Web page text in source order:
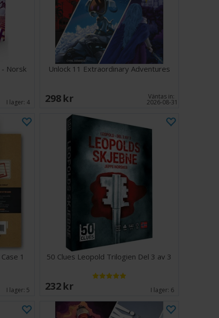
bak brevet og løse mysteriet i Berlin 1976?
knytt sammen prikkene og løs saken!
- Norsk
I lager: 4
Unlock 11 Extraordinary Adventures
298 SEK Väntas in:
2026-08-31
1
I lager: 5
50 Clues Leopold Trilogien Del 3 av 3
232 SEK I lager: 6